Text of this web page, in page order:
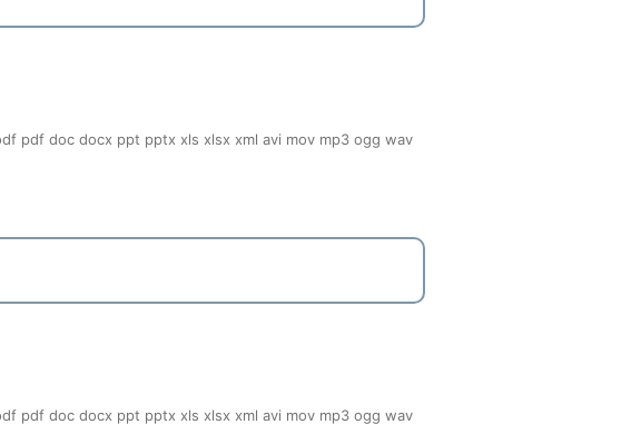
pdf doc docx ppt pptx xls xlsx xml avi mov mp3 ogg wav
pdf doc docx ppt pptx xls xlsx xml avi mov mp3 ogg wav